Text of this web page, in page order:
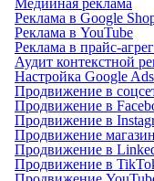
Реклама в Google
Реклама в YouTube
Реклама в прайс-
Аудит контекстной
Настройка Google Ads
Продвижение в
Продвижение в
Продвижение в
Продвижение
Продвижение в
Продвижение в